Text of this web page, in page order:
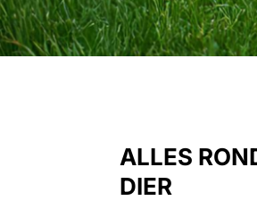
ALLES
DIER